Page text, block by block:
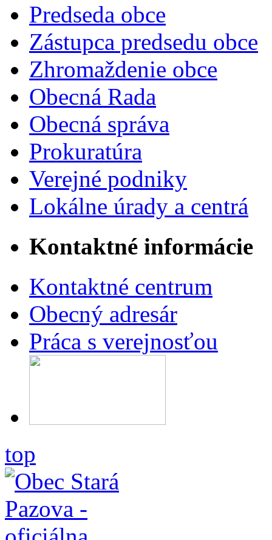
Predseda obce
Zástupca predsedu obce
Zhromaždenie obce
Obecná Rada
Obecná správa
Prokuratúra
Verejné podniky
Lokálne úrady a centrá
Kontaktné informácie
Kontaktné centrum
Obecný adresár
Práca s verejnosťou
top